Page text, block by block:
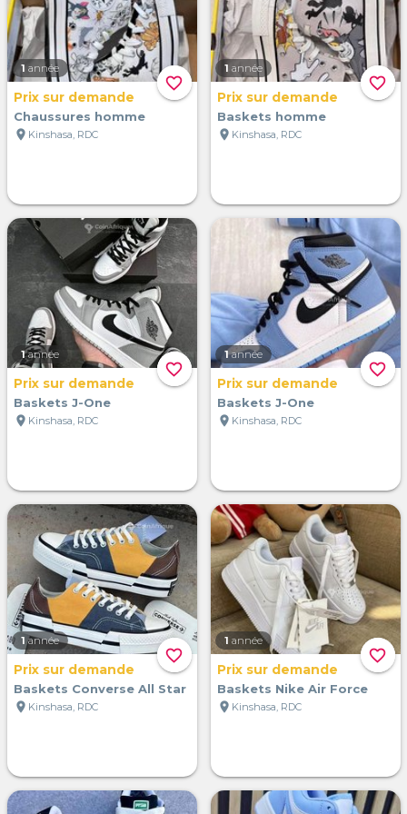
favorite_border
1 année
Prix sur demande
Chaussures homme
location_on Kinshasa, RDC
favorite_border
1 année
Prix sur demande
Baskets homme
location_on Kinshasa, RDC
favorite_border
1 année
Prix sur demande
Baskets J-One
location_on Kinshasa, RDC
favorite_border
1 année
Prix sur demande
Baskets J-One
location_on Kinshasa, RDC
favorite_border
1 année
Prix sur demande
Baskets Converse All Star
location_on Kinshasa, RDC
favorite_border
1 année
Prix sur demande
Baskets Nike Air Force
location_on Kinshasa, RDC